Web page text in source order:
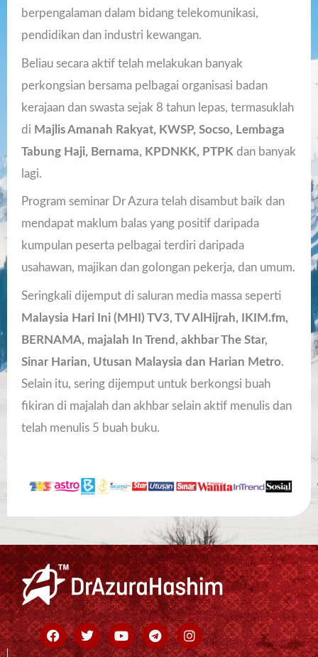
berpengalaman dalam bidang telekomunikasi,
pendidikan dan industri kewangan.
Beliau secara aktif telah melakukan banyak
perkongsian bersama pelbagai organisasi badan
kerajaan dan swasta sejak 8 tahun lepas, termasuklah
di Majlis Amanah Rakyat, KWSP, Socso, Lembaga
Tabung Haji, Bernama, KPDNKK, PTPK dan banyak
lagi.
Program seminar Dr Azura telah disambut baik dan
mendapat maklum balas yang positif daripada
kumpulan peserta pelbagai terdiri daripada
usahawan, majikan dan golongan pekerja, dan umum.
Seringkali dijemput di saluran media massa seperti
Malaysia Hari Ini (MHI) TV3, TV AlHijrah, IKIM.fm,
BERNAMA, majalah In Trend, akhbar The Star,
Sinar Harian, Utusan Malaysia dan Harian Metro.
Selain itu, sering dijemput untuk berkongsi buah
fikiran di majalah dan akhbar selain aktif menulis dan
telah menulis 5 buah buku.
Facebook
TwitterYoutubeTelegramInstagram